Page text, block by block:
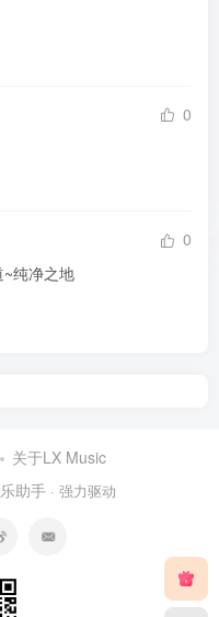
0
0
纯净之地
关于LX Music
助手· 强力驱动